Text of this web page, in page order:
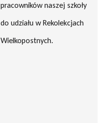
pracowników naszej szkoły
do udziału w Rekolekcjach
Wielkopostnych.